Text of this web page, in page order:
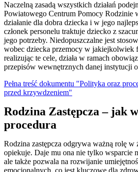
Naczelną zasadą wszystkich działań
Powiatowego Centrum Pomocy Rodzinie
działanie dla dobra dziecka i w jego
członek personelu traktuje dziecko z
jego potrzeby. Niedopuszczalne jest
wobec dziecka przemocy w jakiejkolwiek
realizując te cele, działa w ramach
przepisów wewnętrznych danej instytucji
Pełna treść dokumentu "Polityka oraz
przed krzywdzeniem"
Rodzina Zastępcza – jak
procedura
Rodzina zastępcza odgrywa ważną rolę
opiekuje. Daje mu ona nie tylko wsparcie
ale także pozwala na rozwijanie